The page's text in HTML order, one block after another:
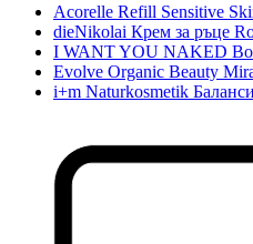
Acorelle Refill Sensitive
dieNikolai Крем за ръце
I WANT YOU NAKED
Evolve Organic Beauty
i+m Naturkosmetik